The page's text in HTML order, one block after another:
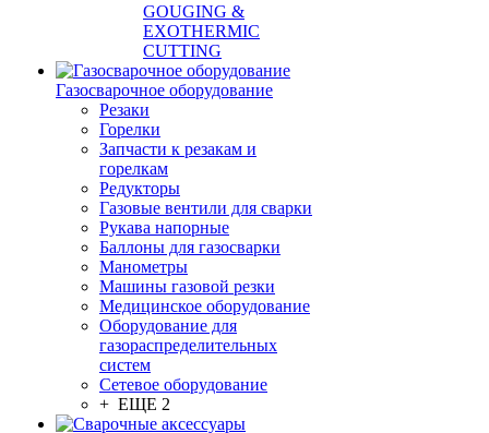
GOUGING &
EXOTHERMIC
CUTTING
Газосварочное оборудование
Резаки
Горелки
Запчасти к резакам и
горелкам
Редукторы
Газовые вентили для сварки
Рукава напорные
Баллоны для газосварки
Манометры
Машины газовой резки
Медицинское оборудование
Оборудование для
газораспределительных
систем
Сетевое оборудование
+ ЕЩЕ 2